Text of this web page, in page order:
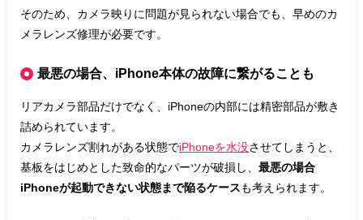
そのため、カメラ映りに問題が見られない場合でも、早めのカ
メラレンズ修理が必要です。
最悪の場合、iPhone本体の故障に繋がることも
リアカメラ部品だけでなく、iPhoneの内部には精密部品が敷き
詰められています。
カメラレンズ割れがある状態でiPhoneを水没させてしまうと、
基板をはじめとした致命的なパーツが破損し、 最悪の場合
iPhoneが起動できない状態まで陥るケースも考えられます。